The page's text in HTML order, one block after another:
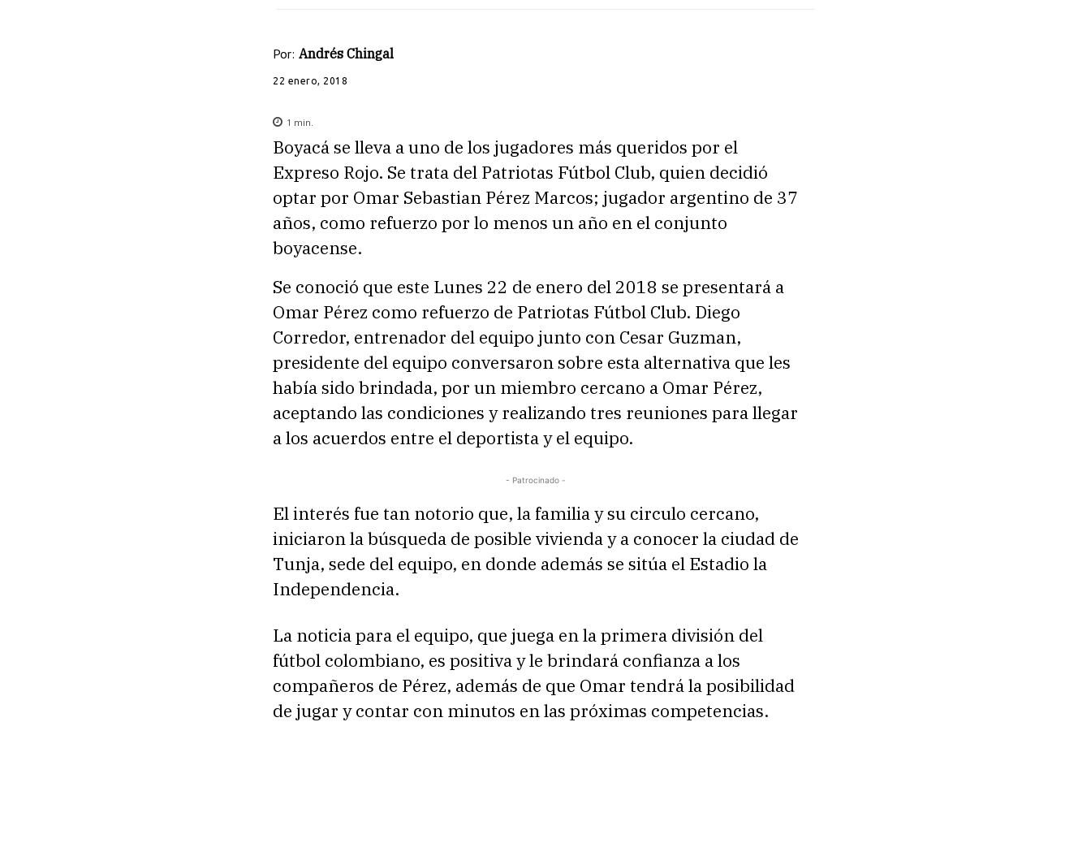
Por: Andrés Chingal
22 enero, 2018
1 min.
Boyacá se lleva a uno de los jugadores más queridos por el
Expreso Rojo. Se trata del Patriotas Fútbol Club, quien decidió
optar por Omar Sebastian Pérez Marcos; jugador argentino de 37
años, como refuerzo por lo menos un año en el conjunto
boyacense.
Se conoció que este Lunes 22 de enero del 2018 se presentará a
Omar Pérez como refuerzo de Patriotas Fútbol Club. Diego
Corredor, entrenador del equipo junto con Cesar Guzman,
presidente del equipo conversaron sobre esta alternativa que les
había sido brindada, por un miembro cercano a Omar Pérez,
aceptando las condiciones y realizando tres reuniones para llegar
a los acuerdos entre el deportista y el equipo.
- Patrocinado -
El interés fue tan notorio que, la familia y su circulo cercano,
iniciaron la búsqueda de posible vivienda y a conocer la ciudad de
Tunja, sede del equipo, en donde además se sitúa el Estadio la
Independencia.
La noticia para el equipo, que juega en la primera división del
fútbol colombiano, es positiva y le brindará confianza a los
compañeros de Pérez, además de que Omar tendrá la posibilidad
de jugar y contar con minutos en las próximas competencias.